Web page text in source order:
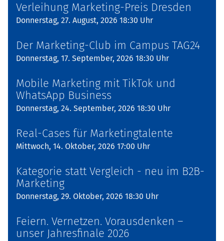
Verleihung Marketing-Preis Dresden
Donnerstag, 27. August, 2026 18:30 Uhr
Der Marketing-Club im Campus TAG24
Donnerstag, 17. September, 2026 18:30 Uhr
Mobile Marketing mit TikTok und
WhatsApp Business
Donnerstag, 24. September, 2026 18:30 Uhr
Real-Cases für Marketingtalente
Mittwoch, 14. Oktober, 2026 17:00 Uhr
Kategorie statt Vergleich - neu im B2B-
Marketing
Donnerstag, 29. Oktober, 2026 18:30 Uhr
Feiern. Vernetzen. Vorausdenken –
unser Jahresfinale 2026